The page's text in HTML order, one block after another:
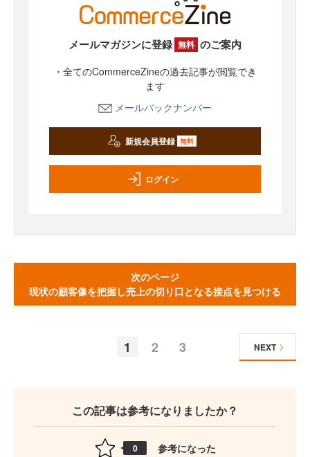
メールマガジンに登録 無料 のご案内
・全てのCommerceZineの過去記事が閲覧でき
ます
メールバックナンバー
新規会員登録 無料
ログイン
次のページ
現状の顧客像を把握し売上の切り口となる接点を見つける
1 2 3 NEXT
この記事は参考になりましたか？
0 参考になった